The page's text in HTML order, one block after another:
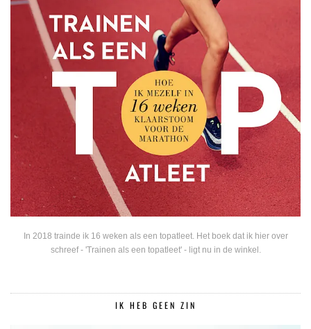
In 2018 trainde ik 16 weken als een topatleet. Het boek dat ik hier over
schreef - 'Trainen als een topatleet' - ligt nu in de winkel.
IK HEB GEEN ZIN